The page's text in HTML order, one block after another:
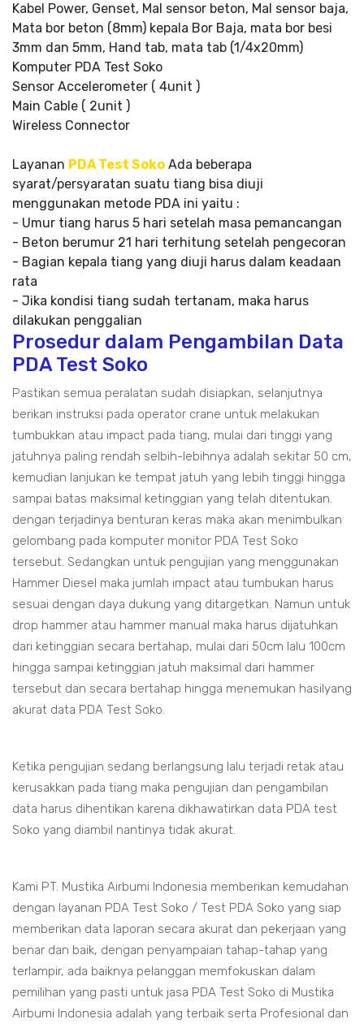
Kabel Power, Genset, Mal sensor beton, Mal sensor baja,
Mata bor beton (8mm) kepala Bor Baja, mata bor besi
3mm dan 5mm, Hand tab, mata tab (1/4x20mm)
Komputer PDA Test Soko
Sensor Accelerometer ( 4unit )
Main Cable ( 2unit )
Wireless Connector
Layanan PDA Test Soko Ada beberapa
syarat/persyaratan suatu tiang bisa diuji
menggunakan metode PDA ini yaitu :
- Umur tiang harus 5 hari setelah masa pemancangan
- Beton berumur 21 hari terhitung setelah pengecoran
- Bagian kepala tiang yang diuji harus dalam keadaan
rata
- Jika kondisi tiang sudah tertanam, maka harus
dilakukan penggalian
Prosedur dalam Pengambilan Data
PDA Test Soko
Pastikan semua peralatan sudah disiapkan, selanjutnya
berikan instruksi pada operator crane untuk melakukan
tumbukkan atau impact pada tiang, mulai dari tinggi yang
jatuhnya paling rendah selbih-lebihnya adalah sekitar 50 cm,
kemudian lanjukan ke tempat jatuh yang lebih tinggi hingga
sampai batas maksimal ketinggian yang telah ditentukan.
dengan terjadinya benturan keras maka akan menimbulkan
gelombang pada komputer monitor PDA Test Soko
tersebut. Sedangkan untuk pengujian yang menggunakan
Hammer Diesel maka jumlah impact atau tumbukan harus
sesuai dengan daya dukung yang ditargetkan. Namun untuk
drop hammer atau hammer manual maka harus dijatuhkan
dari ketinggian secara bertahap, mulai dari 50cm lalu 100cm
hingga sampai ketinggian jatuh maksimal dari hammer
tersebut dan secara bertahap hingga menemukan hasilyang
akurat data PDA Test Soko.
Ketika pengujian sedang berlangsung lalu terjadi retak atau
kerusakkan pada tiang maka pengujian dan pengambilan
data harus dihentikan karena dikhawatirkan data PDA test
Soko yang diambil nantinya tidak akurat.
Kami PT. Mustika Airbumi Indonesia memberikan kemudahan
dengan layanan PDA Test Soko / Test PDA Soko yang siap
memberikan data laporan secara akurat dan pekerjaan yang
benar dan baik, dengan penyampaian tahap-tahap yang
terlampir, ada baiknya pelanggan memfokuskan dalam
pemilihan yang pasti untuk jasa PDA Test Soko di Mustika
Airbumi Indonesia adalah yang terbaik serta Profesional dan